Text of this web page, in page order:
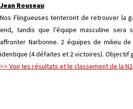
Jean Rouseau
Nos Flingueuses tenteront de retrouver la
end, tandis que l’équipe masculine sera
affronter Narbonne. 2 équipes de milieu
identique (4 défaites et 2 victoires). Objectif
>> Voir les résultats et le classement de la